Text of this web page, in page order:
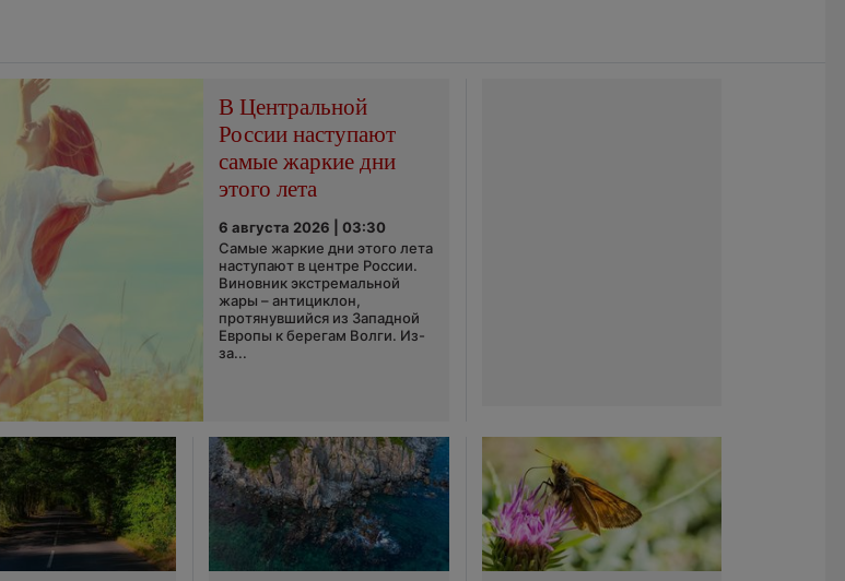
В Центральной
России наступают
самые жаркие дни
этого лета
6 августа 2026 | 03:30
Самые жаркие дни этого лета
наступают в центре России.
Виновник экстремальной
жары – антициклон,
протянувшийся из Западной
Европы к берегам Волги. Из-
за...